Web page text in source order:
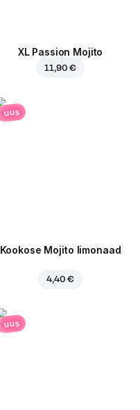
XL Passion Mojito
11,90 €
uus
Kookose Mojito limonaad
4,40 €
uus